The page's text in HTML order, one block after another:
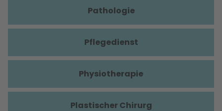
Pathologie
Pflegedienst
Physiotherapie
Plastischer Chirurg